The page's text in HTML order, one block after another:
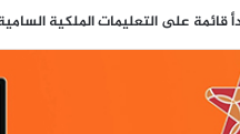
لأحداث سبتة..